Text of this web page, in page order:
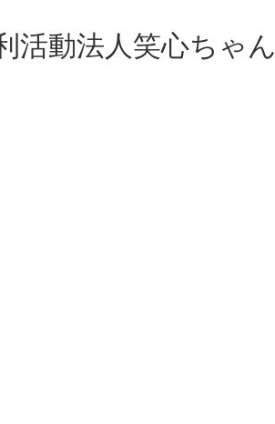
活動法人笑心ちゃん